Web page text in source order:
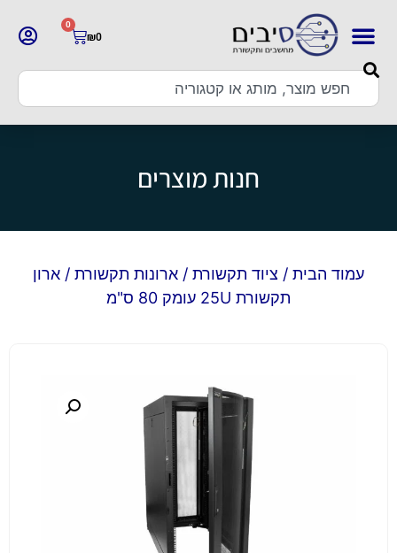
₪0
0
חנות מוצרים
עמוד הבית / ציוד תקשורת / ארונות תקשורת / ארון
תקשורת 25U עומק 80 ס"מ